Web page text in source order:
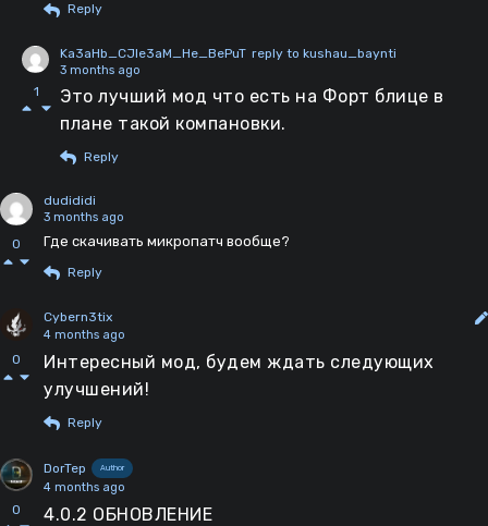
Reply
1
Ka3aHb_CJIe3aM_He_BePuT reply to kushau_baynti
3 months ago
Это лучший мод что есть на Форт блице в
плане такой компановки.
Reply
0
dudididi
3 months ago
Где скачивать микропатч вообще?
Reply
0
Cybern3tix
4 months ago
Интересный мод, будем ждать следующих
улучшений!
Reply
0
DorTep Author
4 months ago
4.0.2 ОБНОВЛЕНИЕ